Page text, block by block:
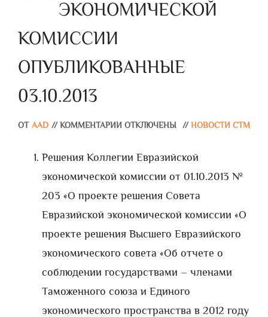
ЭКОНОМИЧЕСКОЙ
КОМИССИИ
ОПУБЛИКОВАННЫЕ
03.10.2013
ОТ AAD // КОММЕНТАРИИ ОТКЛЮЧЕНЫ // НОВОСТИ СТМ
Решения Коллегии Евразийской
экономической комиссии от 01.10.2013 №
203 «О проекте решения Совета
Евразийской экономической комиссии «О
проекте решения Высшего Евразийского
экономического совета «Об отчете о
соблюдении государствами – членами
Таможенного союза и Единого
экономического пространства в 2012 году